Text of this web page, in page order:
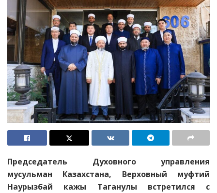
Председатель Духовного управления
мусульман Казахстана, Верховный муфтий
Наурызбай кажы Таганулы встретился с